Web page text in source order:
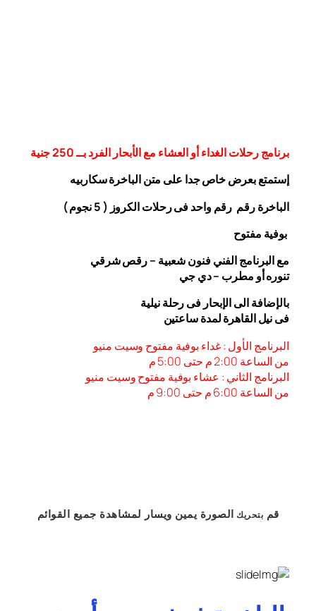
برنامج رحلات الغداء أو العشاء مع الأبحار الفرد بــ 250 جنية
إستمتع بعرض خاص جدا على متن الباخرةسكاربيه
الباخرة رقم رقم واحد فى رحلات الكروز ( 5 نجوم )
بوفية مفتوح
مع البرنامج الفني فنون شعبية – رقص شرقي
تنوره أو مطرب – دي جي
بالإضافة الى الإبحار فى رحلة نيلية
فى نيل القاهرة لمدة ساعتين
البرنامج الأول : غداء بوفية مفتوح وسيت منيو
من الساعة 2:00 م حتى 5:00 م
البرنامج الثاني : عشاء بوفية مفتوح وسيت منيو
من الساعة 6:00 م حتى 9:00 م
قم بتحريك الصورة يمين ويسار لمشاهدة جميع القوائم